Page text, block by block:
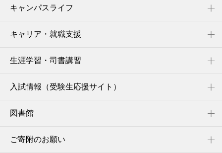
キャンパスライフ
キャリア・就職支援
生涯学習・司書講習
入試情報（受験生応援サイト）
図書館
ご寄附のお願い